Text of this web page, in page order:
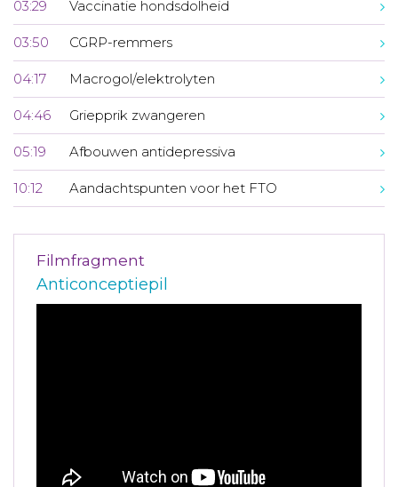
03:29 Vaccinatie hondsdolheid
03:50 CGRP-remmers
04:17 Macrogol/elektrolyten
04:46 Griepprik zwangeren
05:19 Afbouwen antidepressiva
10:12 Aandachtspunten voor het FTO
Filmfragment
Anticonceptiepil